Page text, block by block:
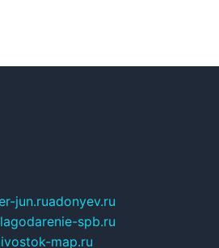
jun.ruadonyev.ru
spb.ru
map.ru